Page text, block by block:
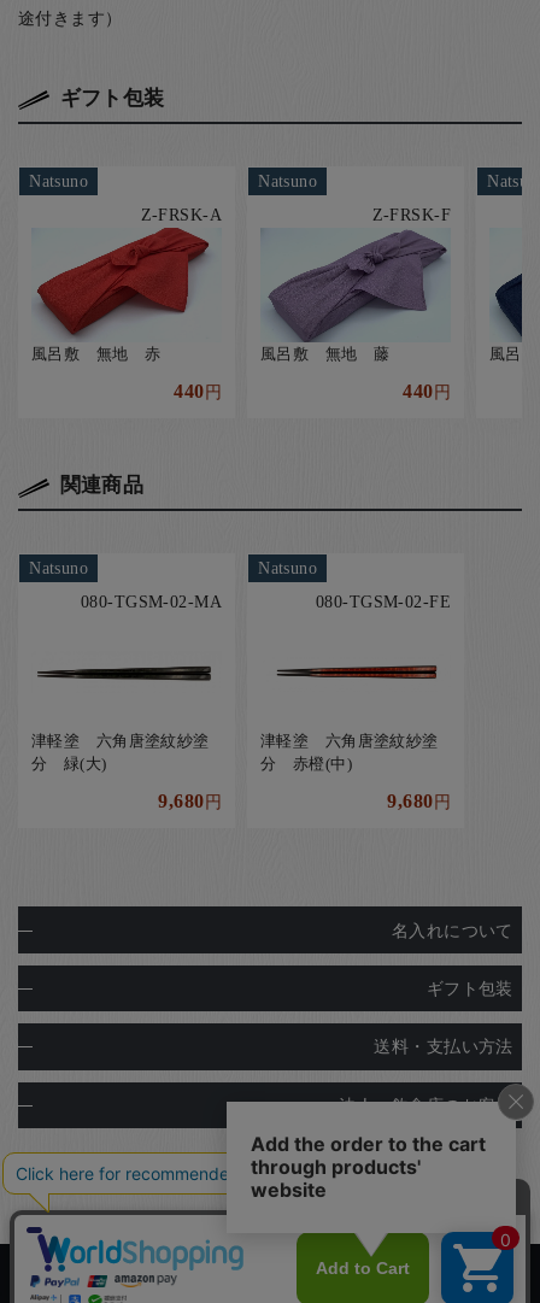
途付きます）
ギフト包装
Natsuno
Z-FRSK-A
風呂敷 無地 赤
440円
Natsuno
Z-FRSK-F
風呂敷 無地 藤
440円
風呂
関連商品
Natsuno
080-TGSM-02-MA
津軽塗 六角唐塗紋紗塗
分 緑(大)
9,680円
Natsuno
080-TGSM-02-FE
津軽塗 六角唐塗紋紗塗
分 赤橙(中)
9,680円
名入れについて
ギフト包装
送料・支払い方法
法人・飲食店のお客様
Copyright© Ginza Natsuno Co.,Ltd.
Tratto Brain